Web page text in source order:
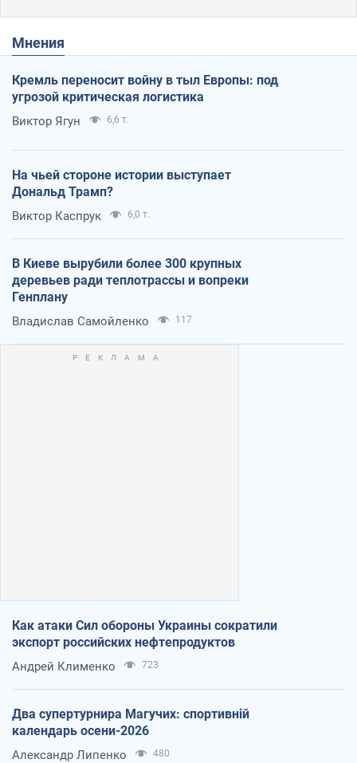
Мнения
Кремль переносит войну в тыл Европы: под
угрозой критическая логистика
Виктор Ягун 6,6 т.
На чьей стороне истории выступает
Дональд Трамп?
Виктор Каспрук 6,0 т.
В Киеве вырубили более 300 крупных
деревьев ради теплотрассы и вопреки
Генплану
Владислав Самойленко 117
Как атаки Сил обороны Украины сократили
экспорт российских нефтепродуктов
Андрей Клименко 723
Два супертурнира Магучих: спортивній
календарь осени-2026
Александр Липенко 480